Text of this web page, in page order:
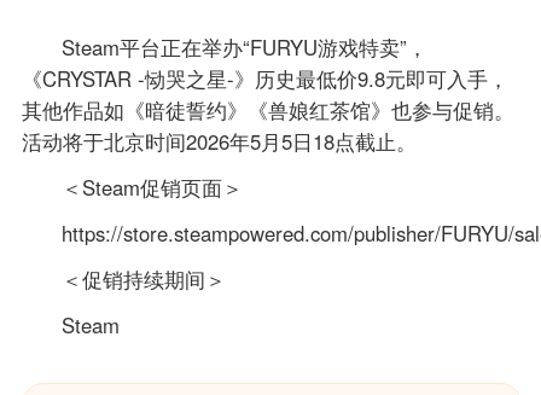
Steam平台正在举办“FURYU游戏特卖”，
《CRYSTAR -恸哭之星-》历史最低价9.8元即可入手，
其他作品如《暗徒誓约》《兽娘红茶馆》也参与促销。
活动将于北京时间2026年5月5日18点截止。
＜Steam促销页面＞
https://store.steampowered.com/publisher/FURYU/
＜促销持续期间＞
Steam